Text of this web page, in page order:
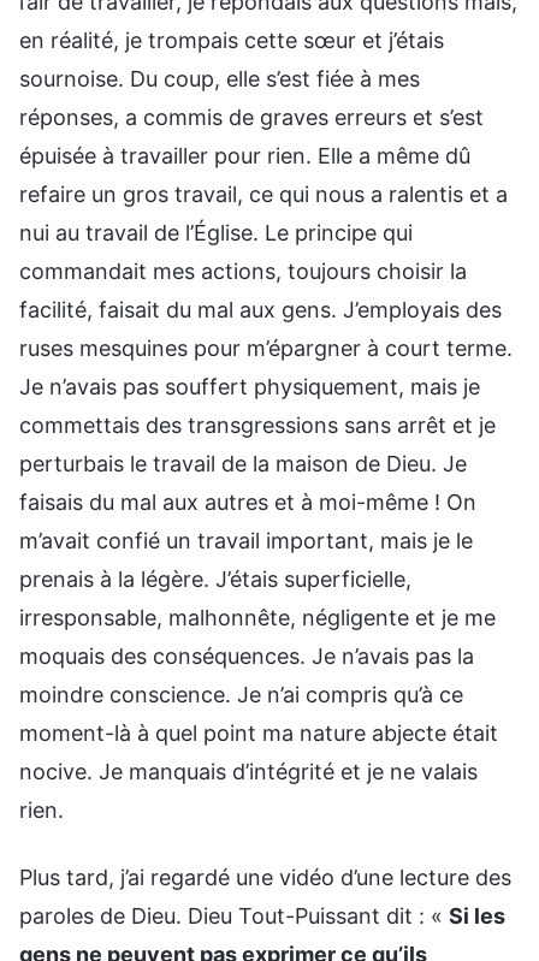
en réalité, je trompais cette sœur et j’étais
sournoise. Du coup, elle s’est fiée à mes
réponses, a commis de graves erreurs et s’est
épuisée à travailler pour rien. Elle a même dû
refaire un gros travail, ce qui nous a ralentis et a
nui au travail de l’Église. Le principe qui
commandait mes actions, toujours choisir la
facilité, faisait du mal aux gens. J’employais des
ruses mesquines pour m’épargner à court terme.
Je n’avais pas souffert physiquement, mais je
commettais des transgressions sans arrêt et je
perturbais le travail de la maison de Dieu. Je
faisais du mal aux autres et à moi-même ! On
m’avait confié un travail important, mais je le
prenais à la légère. J’étais superficielle,
irresponsable, malhonnête, négligente et je me
moquais des conséquences. Je n’avais pas la
moindre conscience. Je n’ai compris qu’à ce
moment-là à quel point ma nature abjecte était
nocive. Je manquais d’intégrité et je ne valais
rien.
Plus tard, j’ai regardé une vidéo d’une lecture des
paroles de Dieu. Dieu Tout-Puissant dit : « Si les
gens ne peuvent pas exprimer ce qu’ils